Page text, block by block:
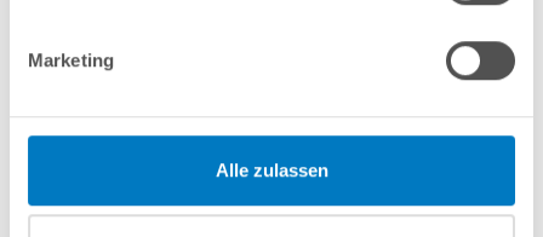
Marketing
Alle zulassen
6-Wege-Ventil und Grundplatte / ohne Pumpe